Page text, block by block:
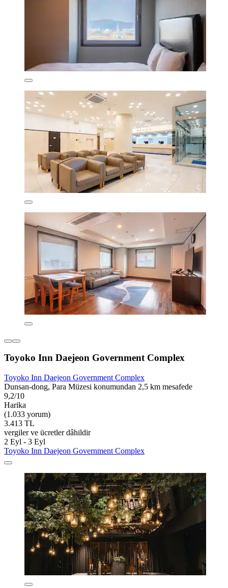
Toyoko Inn Daejeon Government Complex
Toyoko Inn Daejeon Government Complex
Dunsan-dong, Para Müzesi konumundan 2,5 km mesafede
9,2/10
Harika
(1.033 yorum)
3.413 TL
vergiler ve ücretler dâhildir
2 Eyl - 3 Eyl
Toyoko Inn Daejeon Government Complex